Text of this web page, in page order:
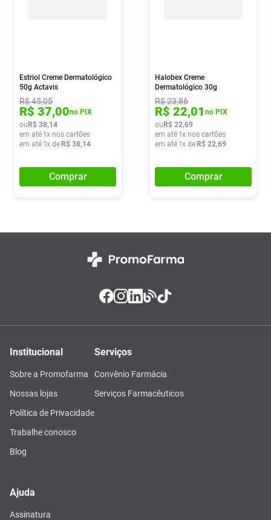
Estriol Creme Dermatológico
50g Actavis
R$45,05
R$ 37,00no PIX
ou R$ 38,14
em até 1x nos cartões
em até 1x de R$ 38,14
Comprar
Halobex Creme
Dermatológico 30g
R$23,86
R$ 22,01 no PIX
ou R$ 22,69
em até 1x nos cartões
em até 1x de R$ 22,69
Comprar
Institucional
Sobre a Promofarma
Nossas lojas
Política de Privacidade
Trabalhe conosco
Blog
Serviços
Convênio Farmácia
Serviços Farmacêuticos
Ajuda
Assinatura